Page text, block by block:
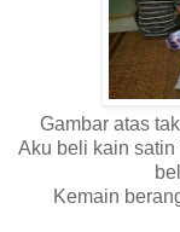
Gambar atas
Aku beli kain satin
Kemain